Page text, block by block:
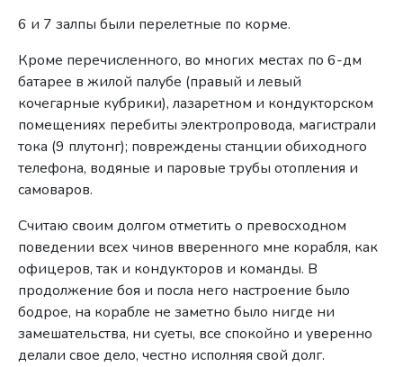
6 и 7 залпы были перелетные по корме.
Кроме перечисленного, во многих местах по 6-дм
бата­рее в жилой палубе (правый и левый
кочегарные кубрики), лаза­ретном и кондукторском
помещениях перебиты электропровода, магистрали
тока (9 плутонг); повреждены станции обиходного
телефона, водяные и паровые трубы отопления и
самоваров.
Считаю своим долгом отметить о превосходном
поведении всех чинов вверенного мне корабля, как
офицеров, так и кон­дукторов и команды. В
продолжение боя и посла него настроение было
бодрое, на корабле не заметно было нигде ни
замешательства, ни суеты, все спокойно и уверенно
делали свое дело, честно исполняя свой долг.